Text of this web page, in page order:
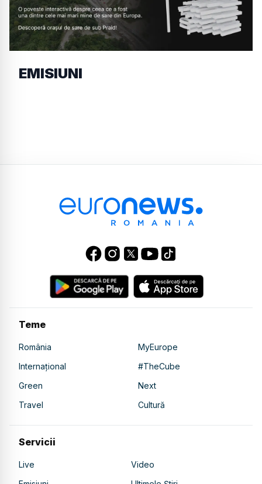
EMISIUNI
Teme
România
MyEurope
Internațional
#TheCube
Green
Next
Travel
Cultură
Servicii
Live
Video